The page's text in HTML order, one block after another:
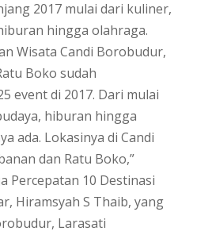
2017 mulai dari kuliner,
hingga olahraga.
Wisata Candi Borobudur,
Boko sudah
event di 2017. Dari mulai
hiburan hingga
ada. Lokasinya di Candi
dan Ratu Boko,”
Percepatan 10 Destinasi
Hiramsyah S Thaib, yang
Larasati